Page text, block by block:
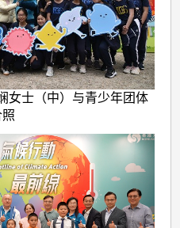
女士（中）与青少年团体